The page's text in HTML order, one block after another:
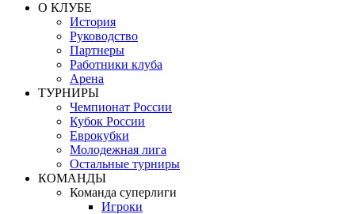
О КЛУБЕ
История
Руководство
Партнеры
Работники клуба
Арена
ТУРНИРЫ
Чемпионат России
Кубок России
Еврокубки
Молодежная лига
Остальные турниры
КОМАНДЫ
Команда суперлиги
Игроки